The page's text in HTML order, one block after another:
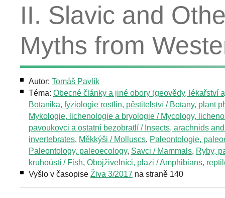
II. Slavic and
Myths from
Autor: Tomáš Pavlík
Téma: Obecné články a jiné obory (geovědy, lékařství
Botanika, fyziologie rostlin, pěstitelství / Botany, plant
Mykologie, lichenologie a bryologie / Mycology,
pavoukovci a ostatní bezobratlí / Insects, arachnids
invertebrates, Měkkýši / Molluscs, Paleontologie,
Paleontology, paleoecology, Savci / Mammals, Ryby,
kruhoústí / Fish, Obojživelníci, plazi / Amphibians,
Vyšlo v časopise Živa 3/2017 na straně 140